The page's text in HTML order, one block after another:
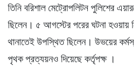
তিনি বরিশাল মেট্রোপলিটন পুলিশের
ছিলেন। ৫ আগস্টের পরের ঘটনা হওয়ায়
থানাতেই উপস্থিত ছিলেন। উভয়ের
পৃথক প্রত্যয়নও দিয়েছে কর্তৃপক্ষ ।